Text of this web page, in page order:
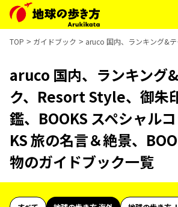
TOP ガイドブック aruco 国内、ランキング&
aruco 国内、ランキング
ク、Resort Style、御朱
鑑、BOOKS スペシャル
KS 旅の名言＆絶景、
物のガイドブック一覧